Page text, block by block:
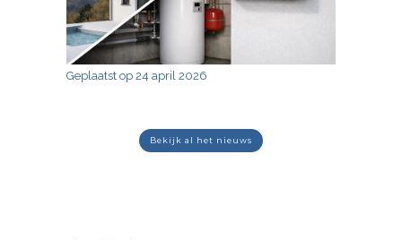
Geplaatst op 24 april 2026
bekijk al het nieuws